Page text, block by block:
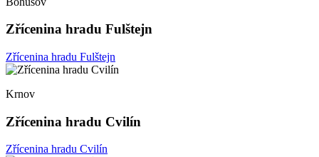
Zřícenina hradu Fulštejn
Zřícenina hradu Fulštejn
Krnov
Zřícenina hradu Cvilín
Zřícenina hradu Cvilín